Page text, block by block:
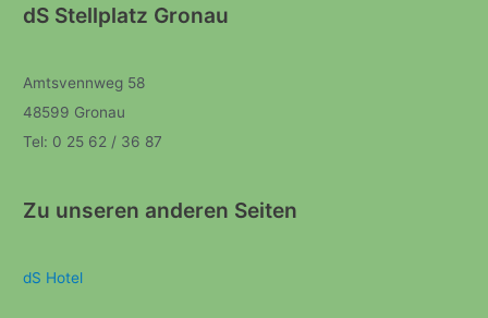
dS Stellplatz Gronau
Amtsvennweg 58
48599 Gronau
Tel: 0 25 62 / 36 87
Zu unseren anderen Seiten
dS Hotel